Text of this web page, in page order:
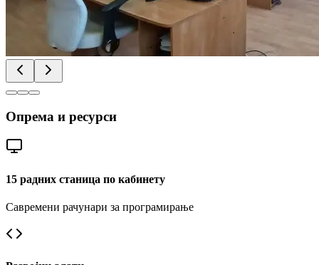
Опрема и ресурси
15 радних станица по кабинету
Савремени рачунари за програмирање